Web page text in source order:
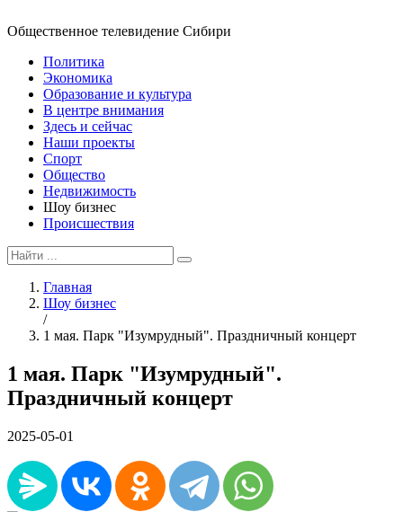
Общественное телевидение Сибири
Политика
Экономика
Образование и культура
В центре внимания
Здесь и сейчас
Наши проекты
Спорт
Общество
Недвижимость
Шоу бизнес
Происшествия
Главная
Шоу бизнес
/
1 мая. Парк "Изумрудный". Праздничный концерт
1 мая. Парк "Изумрудный".
Праздничный концерт
2025-05-01